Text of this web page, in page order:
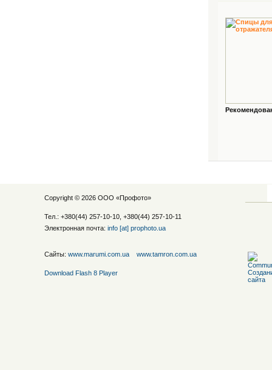
Copyright © 2026 ООО «Профото»
Тел.: +380(44) 257-10-10, +380(44) 257-10-11
Электронная почта: info [at] prophoto.ua
Сайты: www.marumi.com.ua www.tamron.com.ua
Download Flash 8 Player